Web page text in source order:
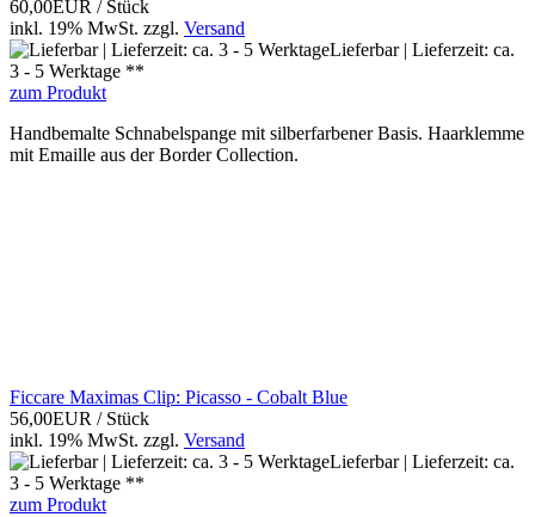
60,00EUR / Stück
inkl. 19% MwSt. zzgl. Versand
Lieferbar | Lieferzeit: ca.
3 - 5 Werktage **
zum Produkt
Handbemalte Schnabelspange mit silberfarbener Basis. Haarklemme
mit Emaille aus der Border Collection.
Ficcare Maximas Clip: Picasso - Cobalt Blue
56,00EUR / Stück
inkl. 19% MwSt. zzgl. Versand
Lieferbar | Lieferzeit: ca.
3 - 5 Werktage **
zum Produkt